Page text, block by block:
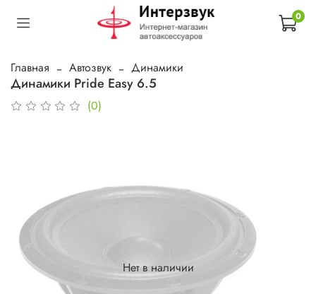
0
Главная Автозвук Динамики
Динамики Pride Easy 6.5
(0)
Нет в наличии